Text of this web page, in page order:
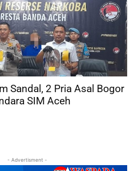
Sandal, 2 Pria Asal Bogor
SIM Aceh
- Advertisment -